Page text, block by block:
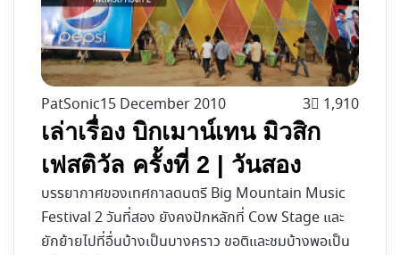
PatSonic15 December 2010 3 1,910
เล่าเรื่อง บิกเมาน์เทน มิวสิก
เฟสติวัล ครั้งที่ 2 | วันสอง
บรรยากาศของเทศกาลดนตรี Big Mountain Music
Festival 2 วันที่สอง ยังคงปักหลักที่ Cow Stage และ
ยักย้ายไปที่อื่นบ้างเป็นบางคราว ขอติและชมบ้างพอเป็น